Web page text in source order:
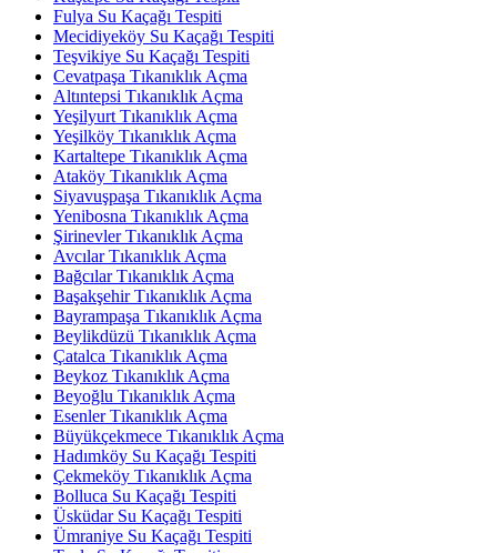
Fulya Su Kaçağı Tespiti
Mecidiyeköy Su Kaçağı Tespiti
Teşvikiye Su Kaçağı Tespiti
Cevatpaşa Tıkanıklık Açma
Altıntepsi Tıkanıklık Açma
Yeşilyurt Tıkanıklık Açma
Yeşilköy Tıkanıklık Açma
Kartaltepe Tıkanıklık Açma
Ataköy Tıkanıklık Açma
Siyavuşpaşa Tıkanıklık Açma
Yenibosna Tıkanıklık Açma
Şirinevler Tıkanıklık Açma
Avcılar Tıkanıklık Açma
Bağcılar Tıkanıklık Açma
Başakşehir Tıkanıklık Açma
Bayrampaşa Tıkanıklık Açma
Beylikdüzü Tıkanıklık Açma
Çatalca Tıkanıklık Açma
Beykoz Tıkanıklık Açma
Beyoğlu Tıkanıklık Açma
Esenler Tıkanıklık Açma
Büyükçekmece Tıkanıklık Açma
Hadımköy Su Kaçağı Tespiti
Çekmeköy Tıkanıklık Açma
Bolluca Su Kaçağı Tespiti
Üsküdar Su Kaçağı Tespiti
Ümraniye Su Kaçağı Tespiti